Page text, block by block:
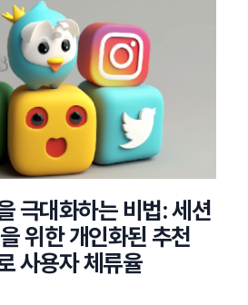
극대화하는 비법: 세션
위한 개인화된 추천
사용자 체류율